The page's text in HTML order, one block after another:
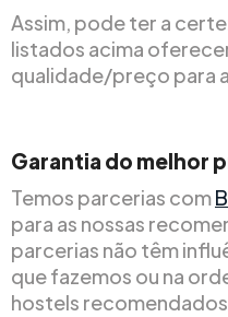
Assim, pode ter a
listados acima
qualidade/preço para
Garantia do melhor
Temos parcerias com
para as nossas
parcerias não têm
que fazemos ou na
hostels